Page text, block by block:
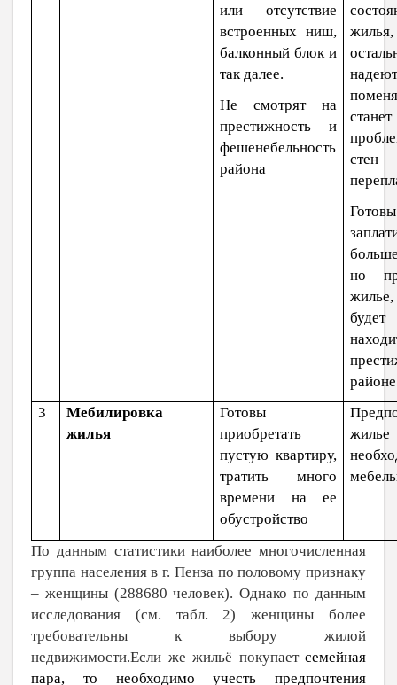
или отсутствие
встроенных ниш,
балконный блок и
так далее.
Не смотрят на
престижность и
фешенебельность
района
жилья,
станет
Готовы
но
будет
районе
3
Мебилировка
жилья
Готовы
приобретать
пустую квартиру,
тратить много
времени на ее
обустройство
По данным статистики наиболее многочисленная
группа населения в г. Пенза по половому признаку
– женщины (288680 человек). Однако по данным
исследования (см. табл. 2) женщины более
требовательны к выбору жилой
недвижимости.Если же жильё покупает семейная
пара, то необходимо учесть предпочтения